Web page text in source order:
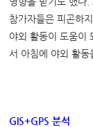
참가자들은 피곤하
야외 활동이 도움이
서 아침에 야외 활동
GIS+GPS분석